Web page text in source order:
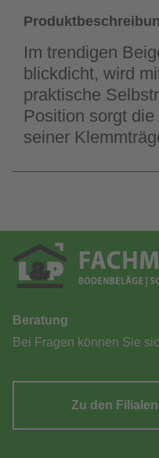
Im trendigen
blickdicht, wird
praktische
Position sorgt
seiner
Beratung
Bei Fragen können Sie
Zu den Filialen